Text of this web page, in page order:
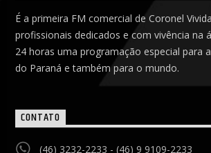
É a primeira FM comercial de Coronel
profissionais dedicados e com vivência na
24 horas uma programação especial para
do Paraná e também para o mundo.
CONTATO
(46) 3232-2233 - (46) 9 9109-2233